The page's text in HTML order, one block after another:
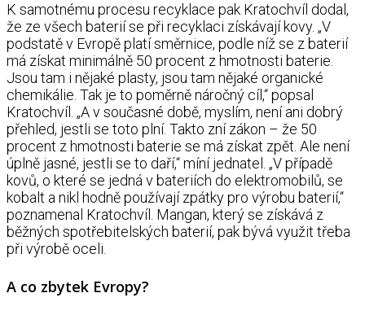
K samotnému procesu recyklace pak Kratochvíl dodal,
že ze všech baterií se při recyklaci získávají kovy. „V
podstatě v Evropě platí směrnice, podle níž se z baterií
má získat minimálně 50 procent z hmotnosti baterie.
Jsou tam i nějaké plasty, jsou tam nějaké organické
chemikálie. Tak je to poměrně náročný cíl,“ popsal
Kratochvíl. „A v současné době, myslím, není ani dobrý
přehled, jestli se toto plní. Takto zní zákon – že 50
procent z hmotnosti baterie se má získat zpět. Ale není
úplně jasné, jestli se to daří,“ míní jednatel. „V případě
kovů, o které se jedná v bateriích do elektromobilů, se
kobalt a nikl hodně používají zpátky pro výrobu baterií,“
poznamenal Kratochvíl. Mangan, který se získává z
běžných spotřebitelských baterií, pak bývá využit třeba
při výrobě oceli.
A co zbytek Evropy?